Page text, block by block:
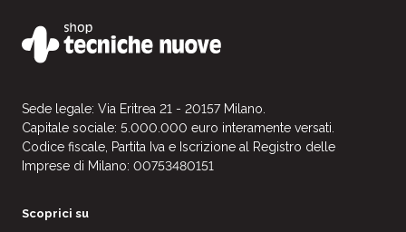
Sede legale: Via Eritrea 21 - 20157 Milano.
Capitale sociale: 5.000.000 euro interamente versati.
Codice fiscale, Partita Iva e Iscrizione al Registro delle
Imprese di Milano: 00753480151
Scoprici su